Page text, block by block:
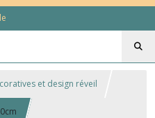
et design réveil